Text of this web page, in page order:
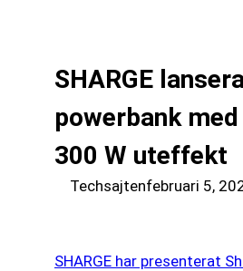
SHARGE
powerbank
300 W uteffekt
Techsajtenfebruari 5,
SHARGE har presenterat